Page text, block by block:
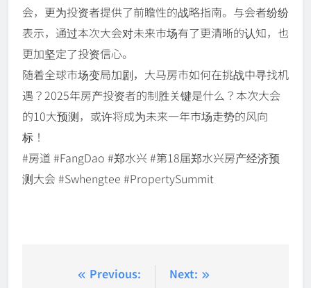
会，更为投资者提供了前瞻性的战略指南。与会者纷纷
表示，通过本次大会对未来市场有了更清晰的认知，也
更加坚定了投资信心。
随着全球市场变局加剧，大马房市如何在挑战中寻找机
遇？2025年房产投资者的制胜关键是什么？本次大会
的10大预测，或许将成为未来一年市场走势的风向
标！
#房道 #FangDao #郑水兴 #第18届郑水兴房产经济预
测大会 #Swhengtee #PropertySummit
Previous:
Next: